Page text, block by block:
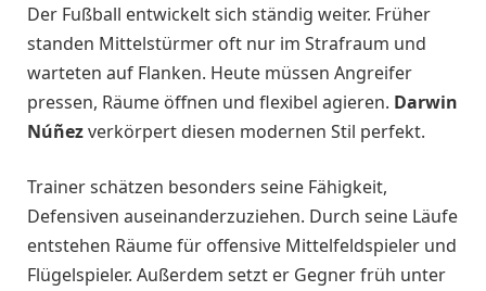
Der Fußball entwickelt sich ständig weiter. Früher
standen Mittelstürmer oft nur im Strafraum und
warteten auf Flanken. Heute müssen Angreifer
pressen, Räume öffnen und flexibel agieren. Darwin
Núñezverkörpert diesen modernen Stil perfekt.
Trainer schätzen besonders seine Fähigkeit,
Defensiven auseinanderzuziehen. Durch seine Läufe
entstehen Räume für offensive Mittelfeldspieler und
Flügelspieler. Außerdem setzt er Gegner früh unter